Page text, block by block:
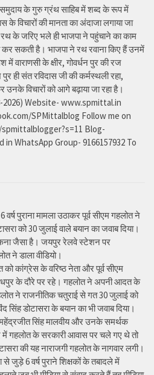
समुदाय के गुरु ग्रंथ साहिब में शब्द के रूप में
के विचारों की मानता का अंदाजा लगाया जा
के जरिए भले ही भाजपा ने पहुंचाने का काम
सकती है। भाजपा ने रथ रवाना किए हैं उनमें
के क्षीर, गोवर्धन पुर की रज
ही संत रविदास जी की कर्मस्थली रहा,
विचारों को आगे बढ़ाया जा रहा है।
2026) Website- www.spmittal.in
SPMittalblog Follow me on
Blog-
WhatsApp Group- 9166157932 To
वर्ष पुराना मामला उठाकर पूर्व सीएम गहलोत ने
को 30 जुलाई वाले बयान का जवाब दिया।
जैसा है। जयपुर रेलवे स्टेशन पर
ने डाला वीडियो।
कांग्रेस के वरिष्ठ नेता और पूर्व सीएम
के दौरे पर रहे। गहलोत ने अपनी आदत के
ने राजनीतिक चतुराई से गत 30 जुलाई को
डोटासरा के बयान का भी जवाब दिया।
महेंद्रजीत सिंह मालवीय और उनके समर्थक
गहलोत के सरकारी आवास पर चले गए थे तो
की यह नाराजगी गहलोत के नागवार लगी।
से जुड़े 6 वर्ष पुराने शिक्षकों के तबादले में